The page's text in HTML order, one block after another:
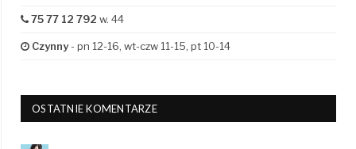
75 77 12 792 w. 44
Czynny- pn 12-16, wt-czw 11-15, pt 10-14
OSTATNIE KOMENTARZE